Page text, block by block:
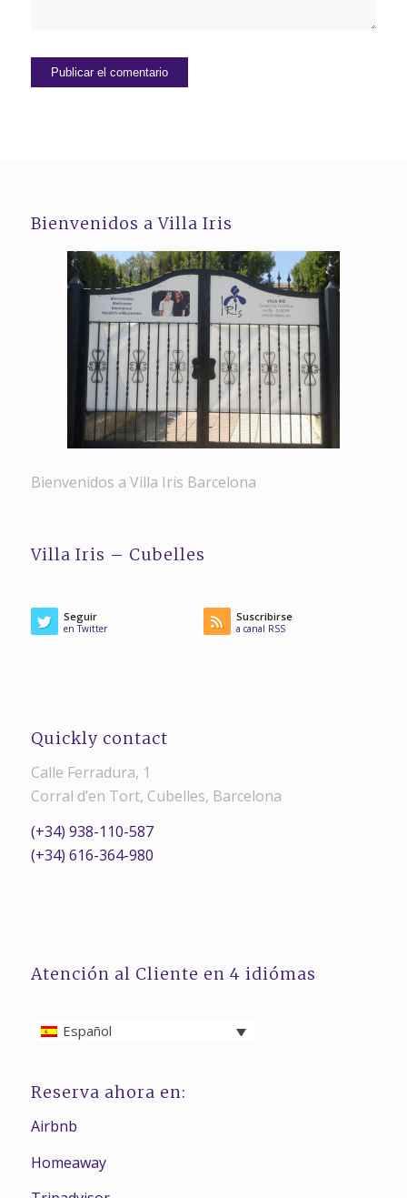
Bienvenidos a Villa Iris
Bienvenidos a Villa Iris Barcelona
Villa Iris – Cubelles
Seguir
en Twitter
Suscribirse
a canal RSS
Quickly contact
Calle Ferradura, 1
Corral d’en Tort, Cubelles, Barcelona
(+34) 938-110-587
(+34) 616-364-980
Atención al Cliente en 4 idiómas
Español
Reserva ahora en:
Airbnb
Homeaway